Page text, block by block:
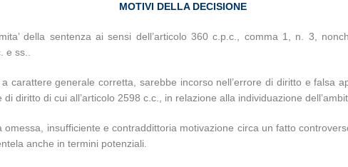
MOTIVI DELLA DECISIONE
della sentenza ai sensi dell’articolo 360 c.p.c., comma 1, n. 3,
ss..
carattere generale corretta, sarebbe incorso nell’errore di diritto e falsa
diritto di cui all’articolo 2598 c.c., in relazione alla individuazione
insufficiente e contraddittoria motivazione circa un fatto
anche in termini potenziali.